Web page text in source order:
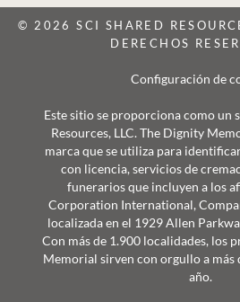
© 2026 SCI SHARED
DERECHOS
Configuración de
Este sitio se proporciona como un
Resources, LLC. The Dignity
marca que se utiliza para
con licencia, servicios de
funerarios que incluyen a los
Corporation International,
localizada en el 1929 Allen
Con más de 1.900 localidades, los
Memorial sirven con orgullo a más
año.